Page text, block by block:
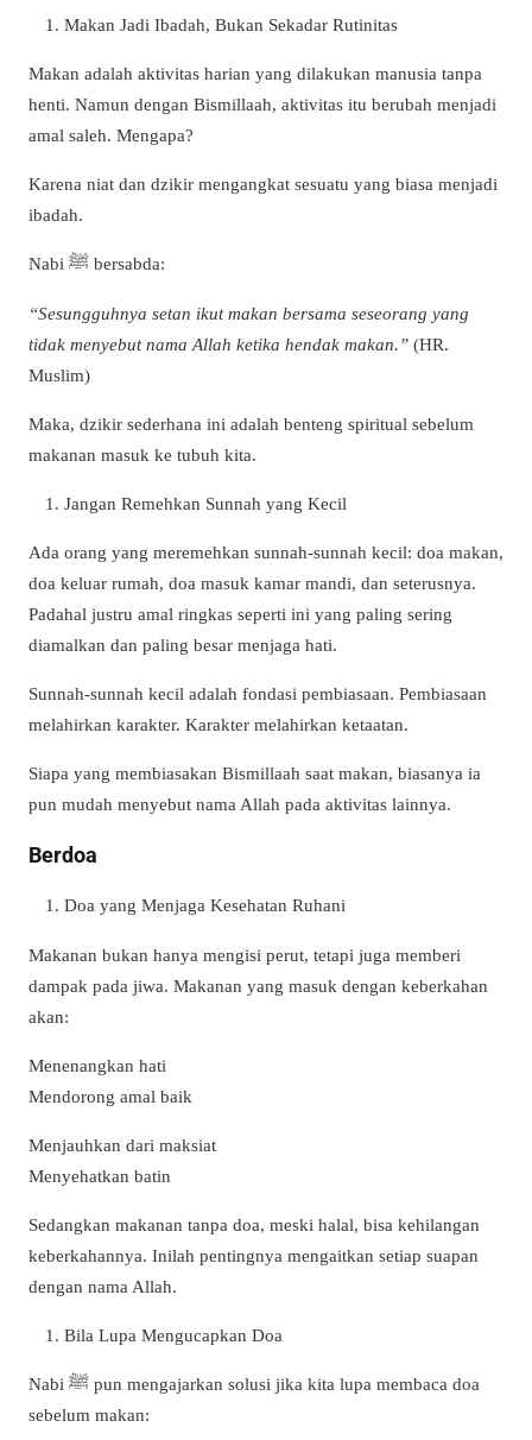
Makan Jadi Ibadah, Bukan Sekadar Rutinitas
Makan adalah aktivitas harian yang dilakukan manusia tanpa
henti. Namun dengan Bismillaah, aktivitas itu berubah menjadi
amal saleh. Mengapa?
Karena niat dan dzikir mengangkat sesuatu yang biasa menjadi
ibadah.
Nabi ﷺ bersabda:
“Sesungguhnya setan ikut makan bersama seseorang yang
tidak menyebut nama Allah ketika hendak makan.” (HR.
Muslim)
Maka, dzikir sederhana ini adalah benteng spiritual sebelum
makanan masuk ke tubuh kita.
Jangan Remehkan Sunnah yang Kecil
Ada orang yang meremehkan sunnah-sunnah kecil: doa makan,
doa keluar rumah, doa masuk kamar mandi, dan seterusnya.
Padahal justru amal ringkas seperti ini yang paling sering
diamalkan dan paling besar menjaga hati.
Sunnah-sunnah kecil adalah fondasi pembiasaan. Pembiasaan
melahirkan karakter. Karakter melahirkan ketaatan.
Siapa yang membiasakan Bismillaah saat makan, biasanya ia
pun mudah menyebut nama Allah pada aktivitas lainnya.
Berdoa
Doa yang Menjaga Kesehatan Ruhani
Makanan bukan hanya mengisi perut, tetapi juga memberi
dampak pada jiwa. Makanan yang masuk dengan keberkahan
akan:
Menenangkan hati
Mendorong amal baik
Menjauhkan dari maksiat
Menyehatkan batin
Sedangkan makanan tanpa doa, meski halal, bisa kehilangan
keberkahannya. Inilah pentingnya mengaitkan setiap suapan
dengan nama Allah.
Bila Lupa Mengucapkan Doa
Nabi ﷺ pun mengajarkan solusi jika kita lupa membaca doa
sebelum makan: